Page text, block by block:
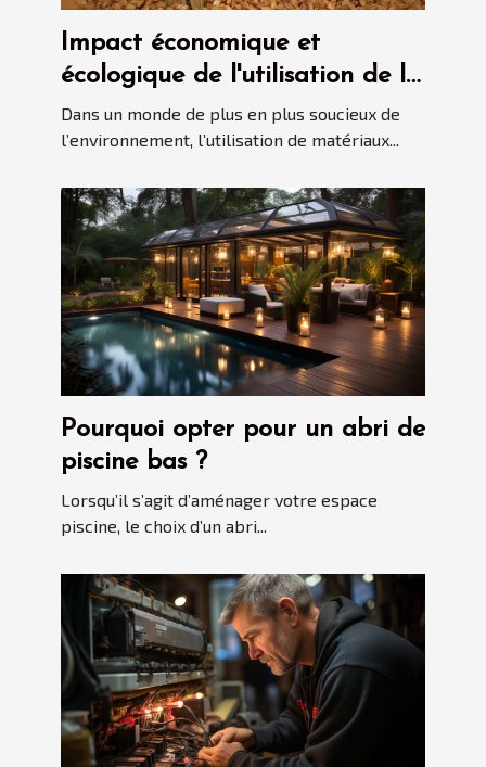
Impact économique et
écologique de l'utilisation de la
paille de seigle dans la
marqueterie
Dans un monde de plus en plus soucieux de
l’environnement, l’utilisation de matériaux...
Pourquoi opter pour un abri de
piscine bas ?
Lorsqu’il s’agit d’aménager votre espace
piscine, le choix d’un abri...